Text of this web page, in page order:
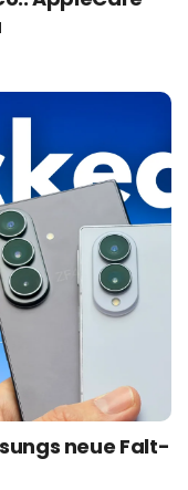
neue Falt-